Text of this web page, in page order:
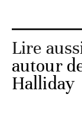
Lire
autour
Halliday